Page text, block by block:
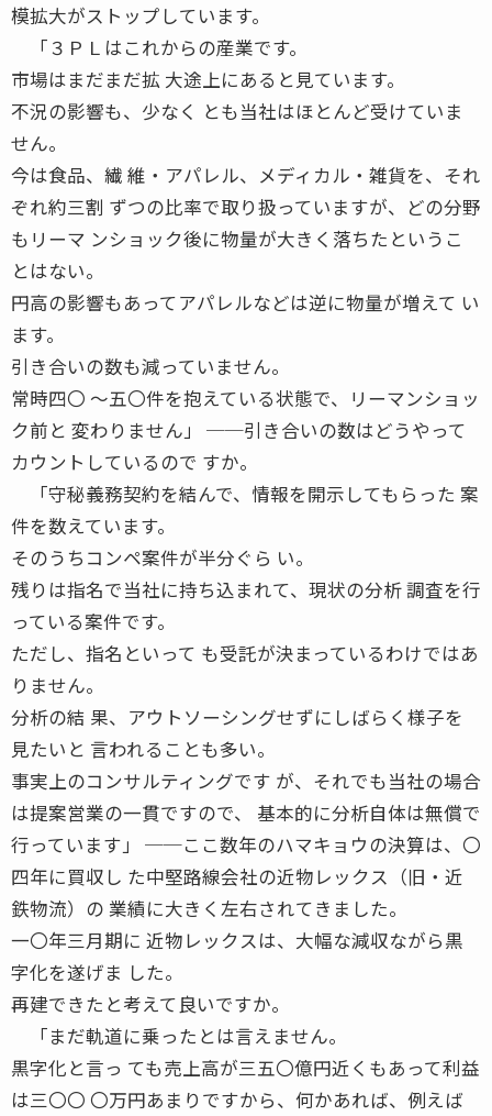
模拡大がストップしています。
「３ＰＬはこれからの産業です。
市場はまだまだ拡 大途上にあると見ています。
不況の影響も、少なく とも当社はほとんど受けていま
せん。
今は食品、繊 維・アパレル、メディカル・雑貨を、それ
ぞれ約三割 ずつの比率で取り扱っていますが、どの分野
もリーマ ンショック後に物量が大きく落ちたというこ
とはない。
円高の影響もあってアパレルなどは逆に物量が増えて い
ます。
引き合いの数も減っていません。
常時四〇 〜五〇件を抱えている状態で、リーマンショッ
ク前と 変わりません」 ──引き合いの数はどうやって
カウントしているので すか。
「守秘義務契約を結んで、情報を開示してもらった 案
件を数えています。
そのうちコンペ案件が半分ぐら い。
残りは指名で当社に持ち込まれて、現状の分析 調査を行
っている案件です。
ただし、指名といって も受託が決まっているわけではあ
りません。
分析の結 果、アウトソーシングせずにしばらく様子を
見たいと 言われることも多い。
事実上のコンサルティングです が、それでも当社の場合
は提案営業の一貫ですので、 基本的に分析自体は無償で
行っています」 ──ここ数年のハマキョウの決算は、〇
四年に買収し た中堅路線会社の近物レックス（旧・近
鉄物流）の 業績に大きく左右されてきました。
一〇年三月期に 近物レックスは、大幅な減収ながら黒
字化を遂げま した。
再建できたと考えて良いですか。
「まだ軌道に乗ったとは言えません。
黒字化と言っ ても売上高が三五〇億円近くもあって利益
は三〇〇 〇万円あまりですから、何かあれば、例えば